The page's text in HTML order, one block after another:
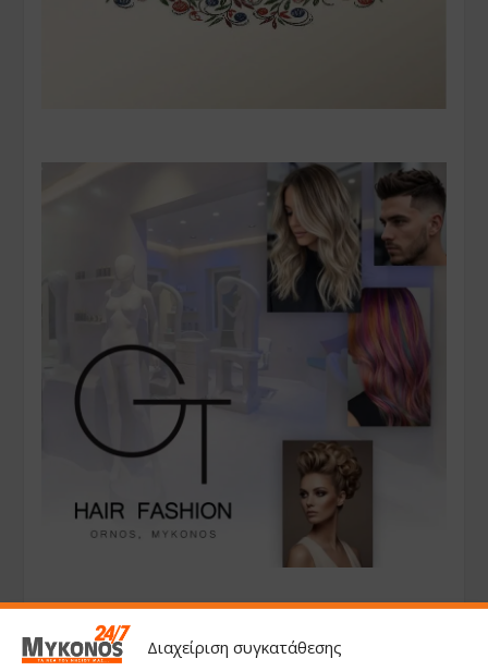
Διαχείριση συγκατάθεσης